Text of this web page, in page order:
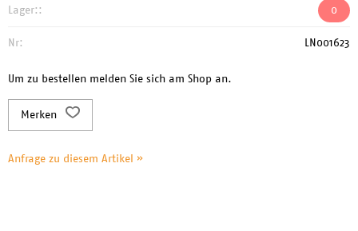
Lager:: 0
Nr: LN001623
Um zu bestellen melden Sie sich am Shop an.
Merken
Anfrage zu diesem Artikel »